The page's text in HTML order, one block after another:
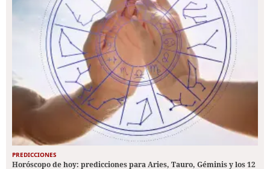
PREDICCIONES
Horóscopo de hoy: predicciones para Aries, Tauro, Géminis y los 12